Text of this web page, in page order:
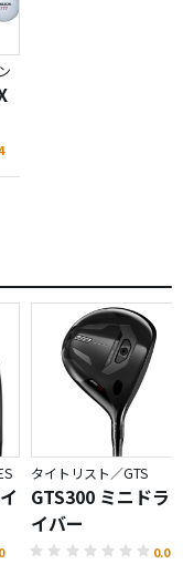
けて分かったこと
ンには結果を左
ので、パターの距
いようです。
買おうかなと思
タイトリスト／GTS
GTS300 ミニドラ
イバー
0.0